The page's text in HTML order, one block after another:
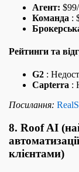
Агент:
Команда :
Рейтинги та
G2 :
Capterra :
Посилання:
8. Roof AI
клієнтами)